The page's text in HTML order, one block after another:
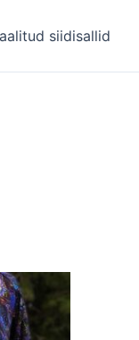
siidisallid